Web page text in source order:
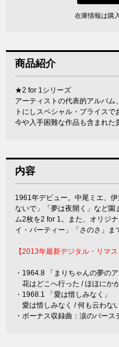
在庫情報は購
商品紹介
★2 for 1シリーズ
アーティストの代表的アルバム
トにしスペシャル・プライスで
今や入手困難な作品も含まれた
内容
1961年デビュー。中尾ミエ、
ないで」「夢は夜開く」など園
ム2枚を2 for 1。また、オリジ
イ・パーティー」「さのさ」ま
【2013年最新デジタル・リマ
・1964.8 「まりちゃんの夢のア
花はどこへ行った / ほほにか
・1968.1 「愛は惜しみなく」
愛は惜しみなく / 何も云わな
・ボーナス収録曲：涙のバース